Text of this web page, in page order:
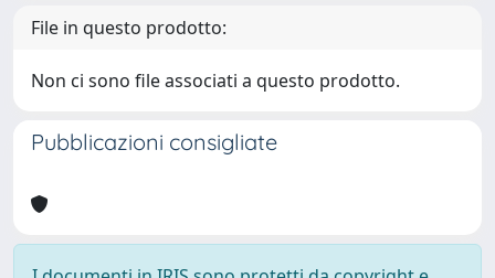
File in questo prodotto:
Non ci sono file associati a questo prodotto.
Pubblicazioni consigliate